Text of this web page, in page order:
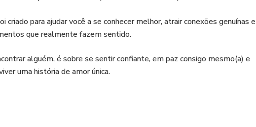
criado para ajudar você a se conhecer melhor, atrair conexões genuínas e
que realmente fazem sentido.
alguém, é sobre se sentir confiante, em paz consigo mesmo(a) e
uma história de amor única.